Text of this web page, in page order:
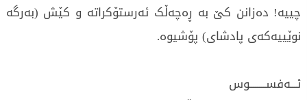
چییه‌! دەزانن کێ بە ڕەچەڵک ئەرستۆکراتە و کێش (بەرگە
نوێییەکەی پادشای) پۆشیوە.
ئـــه‌فســــــــوس